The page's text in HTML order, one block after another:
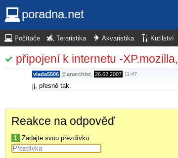
poradna.net
Počítače Teraristika Akvaristika Kutilství
připojení k internetu -XP.mozilla,
vlada5506 @anarchist 26.02.2007 11:47
jj, přesně tak.
Reakce na odpověď
1 Zadajte svou přezdívku: